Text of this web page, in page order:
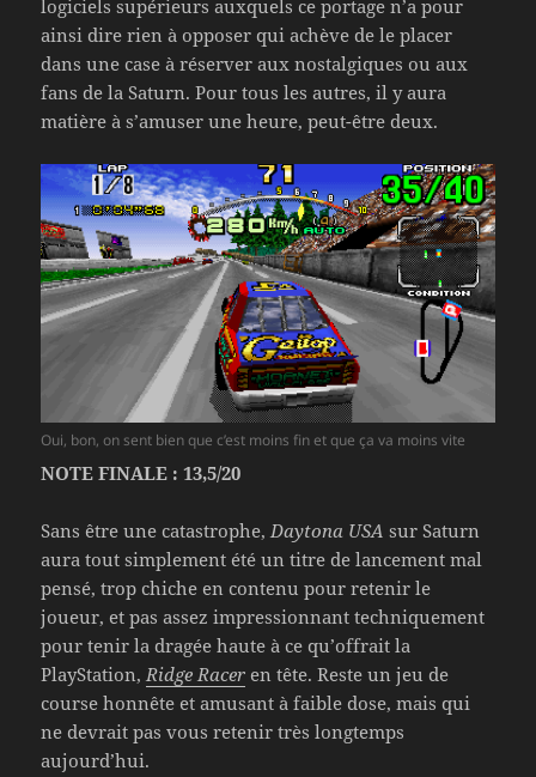
logiciels supérieurs auxquels ce portage n’a pour
ainsi dire rien à opposer qui achève de le placer
dans une case à réserver aux nostalgiques ou aux
fans de la Saturn. Pour tous les autres, il y aura
matière à s’amuser une heure, peut-être deux.
Oui, bon, on sent bien que c’est moins fin et que ça va moins vite
NOTE FINALE : 13,5/20
Sans être une catastrophe, Daytona USA sur Saturn
aura tout simplement été un titre de lancement mal
pensé, trop chiche en contenu pour retenir le
joueur, et pas assez impressionnant techniquement
pour tenir la dragée haute à ce qu’offrait la
PlayStation, Ridge Racer en tête. Reste un jeu de
course honnête et amusant à faible dose, mais qui
ne devrait pas vous retenir très longtemps
aujourd’hui.